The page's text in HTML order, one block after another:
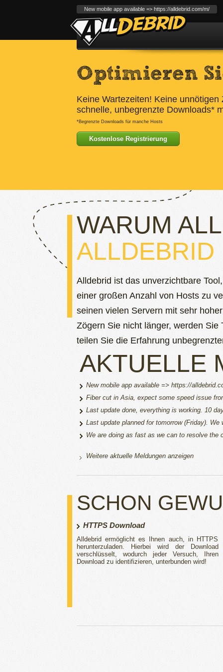
New mobile app available => https://alldebrid.com/m/
Optimieren
Keine Wartezeiten! Keine
schnelle, unbegrenzte Downloads*
*Begrenzte Downloads für manche Hosts
Kostenlose Registrierung
WARUM
ALLDEBRID
Alldebrid ist das unverzichtbare
einer großen Anzahl von Hosts zu
seinen vielen Servern mit sehr
Zögern Sie nicht länger, werden Sie
teilen Sie die Erfahrung
AKTUELLE
New mobile app available => https://
Fiber cut in Asia, expect some speed issue
Last update done, everything is working. 10
Last update planned for tomorrow (Friday).
We are doing as fast as we can to resolve the
Weitere aktuelle Meldungen anzeigen
SCHON
HTTPS Download
Alldebrid ermöglicht es Ihnen auch, in HTTPS
herunterzuladen. Hierbei wird der Download
verschlüsselt, wodurch jeder Versuch, Ihren
Download zu identifizieren, unterbunden wird!